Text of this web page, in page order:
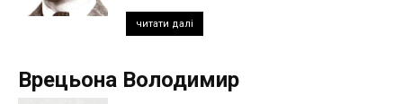
читати далі
Врецьона Володимир